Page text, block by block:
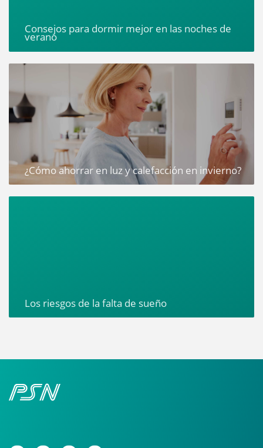
Consejos para dormir mejor en las noches de
verano
¿Cómo ahorrar en luz y calefacción en invierno?
Los riesgos de la falta de sueño